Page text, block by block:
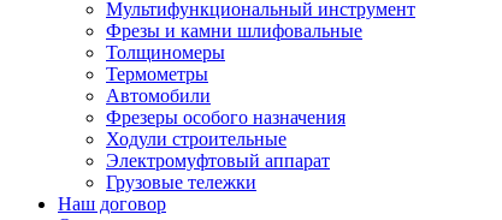
Мультифункциональный инструмент
Фрезы и камни шлифовальные
Толщиномеры
Термометры
Автомобили
Фрезеры особого назначения
Ходули строительные
Электромуфтовый аппарат
Грузовые тележки
Наш договор